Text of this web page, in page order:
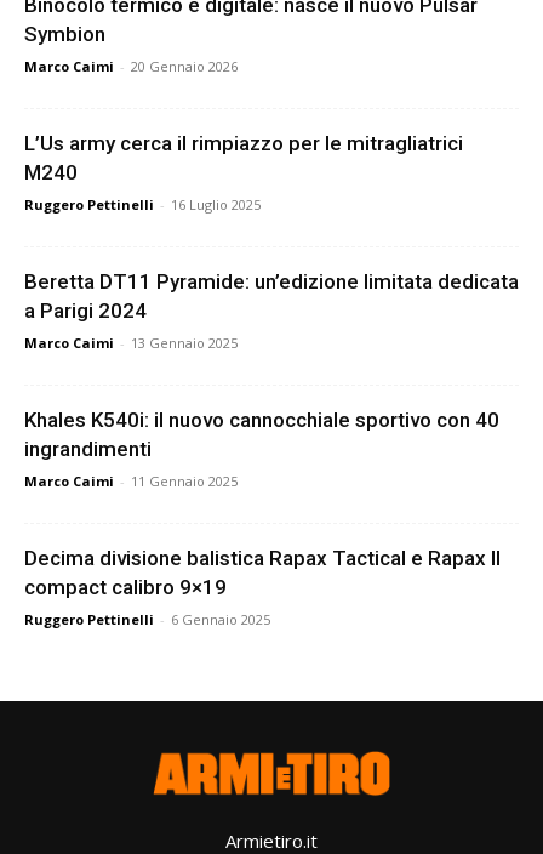
Binocolo termico e digitale: nasce il nuovo Pulsar
Symbion
Marco Caimi - 20 Gennaio 2026
L’Us army cerca il rimpiazzo per le mitragliatrici
M240
Ruggero Pettinelli - 16 Luglio 2025
Beretta DT11 Pyramide: un’edizione limitata dedicata
a Parigi 2024
Marco Caimi - 13 Gennaio 2025
Khales K540i: il nuovo cannocchiale sportivo con 40
ingrandimenti
Marco Caimi - 11 Gennaio 2025
Decima divisione balistica Rapax Tactical e Rapax II
compact calibro 9×19
Ruggero Pettinelli - 6 Gennaio 2025
Armietiro.it